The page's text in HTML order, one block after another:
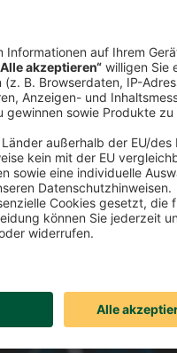
Anleitung (PDF, 344 KB).